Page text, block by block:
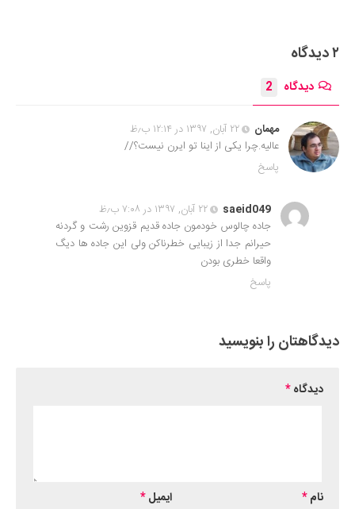
۲ دیدگاه
دیدگاه 2
مهمان
۲۲ آبان, ۱۳۹۷ در ۱۲:۱۴ ب٫ظ
عالیه.چرا یکی از اینا تو ایرن نیست؟//
پاسخ
saeid049
۲۲ آبان, ۱۳۹۷ در ۷:۰۸ ب٫ظ
جاده چالوس خودمون جاده قدیم قزوین رشت و گردنه
حیرانم جدا از زیبایی خطرناکن ولی این جاده ها دیگ
واقعا خطری بودن
پاسخ
دیدگاهتان را بنویسید
دیدگاه*
نام* ایمیل*